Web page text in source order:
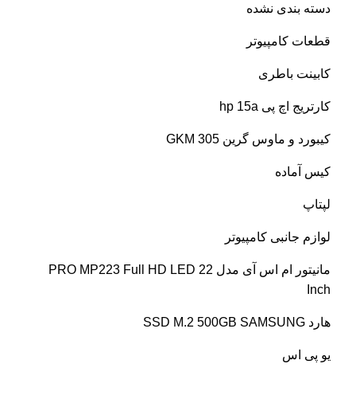
دسته بندی نشده
قطعات کامپیوتر
کابینت باطری
کارتریج اچ پی hp 15a
کیبورد و ماوس گرین GKM 305
کیس آماده
لپتاپ
لوازم جانبی کامپیوتر
مانیتور ام اس آی مدل PRO MP223 Full HD LED 22
Inch
هارد SSD M.2 500GB SAMSUNG
یو پی اس